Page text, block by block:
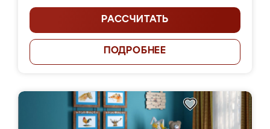
РАССЧИТАТЬ
ПОДРОБНЕЕ